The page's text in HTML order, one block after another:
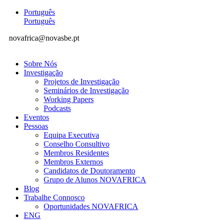
Português
Português
novafrica@novasbe.pt
Sobre Nós
Investigação
Projetos de Investigação
Seminários de Investigação
Working Papers
Podcasts
Eventos
Pessoas
Equipa Executiva
Conselho Consultivo
Membros Residentes
Membros Externos
Candidatos de Doutoramento
Grupo de Alunos NOVAFRICA
Blog
Trabalhe Connosco
Oportunidades NOVAFRICA
ENG